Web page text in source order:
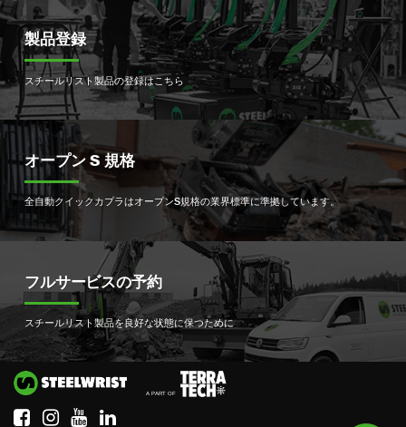
製品登録
スチールリスト製品の登録はこちら
オープン S 規格
全自動クイックカプラはオープンS規格の業界標準に準拠しています。
フルサービスの予約
スチールリスト製品を良好な状態に保つために